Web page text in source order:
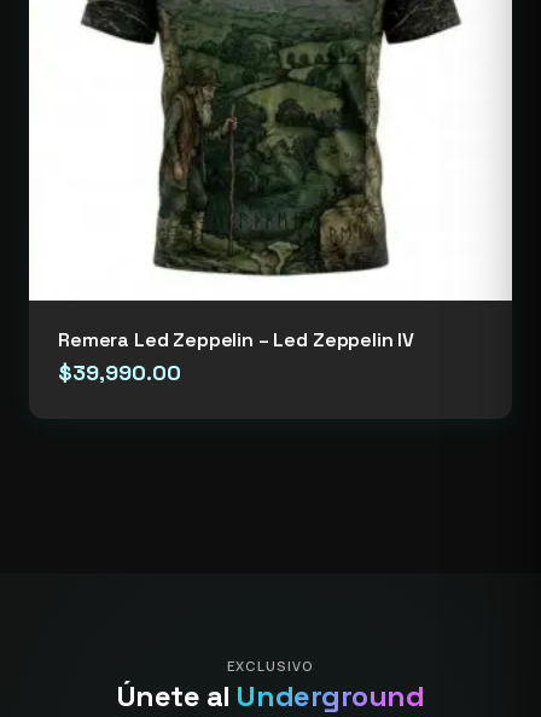
Remera Led Zeppelin – Led Zeppelin IV
$39,990.00
EXCLUSIVO
Únete al Underground